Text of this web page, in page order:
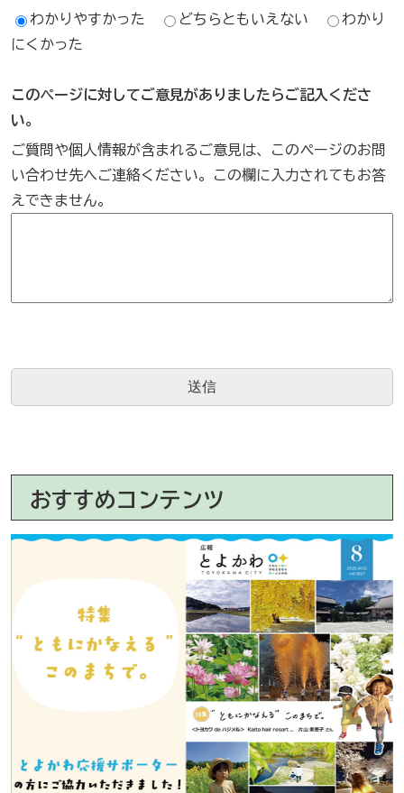
わかりやすかった どちらともいえない
わかり
にくかった
このページに対してご意見がありましたらご記入くださ
い。
ご質問や個人情報が含まれるご意見は、このページのお問
い合わせ先へご連絡ください。この欄に入力されてもお答
えできません。
おすすめコンテンツ